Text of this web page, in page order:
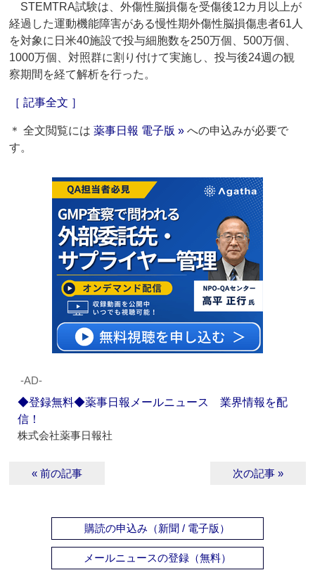
STEMTRA試験は、外傷性脳損傷を受傷後12カ月以上が
経過した運動機能障害がある慢性期外傷性脳損傷患者61人
を対象に日米40施設で投与細胞数を250万個、500万個、
1000万個、対照群に割り付けて実施し、投与後24週の観
察期間を経て解析を行った。
［ 記事全文 ］
＊ 全文閲覧には薬事日報 電子版 » への申込みが必要で
す。
‐AD‐
◆登録無料◆薬事日報メールニュース 業界情報を配
信！
株式会社薬事日報社
« 前の記事 次の記事 »
購読の申込み（新聞 / 電子版）
メールニュースの登録（無料）